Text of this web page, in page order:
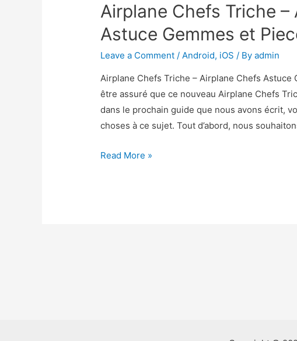
Airplane Chefs Triche –
Astuce Gemmes et
Leave a Comment / Android, iOS / Byadmin
Airplane Chefs Triche – Airplane Chefs Astuce
être assuré que ce nouveau Airplane Chefs
dans le prochain guide que nous avons écrit,
choses à ce sujet. Tout d’abord, nous
Airplane
Read More »